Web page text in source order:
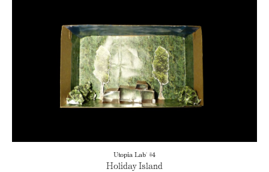
Utopia Lab' #4
Holiday Island